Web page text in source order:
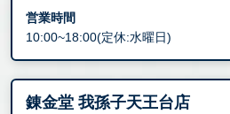
営業時間
10:00~18:00(定休:水曜日)
錬金堂 我孫子天王台店